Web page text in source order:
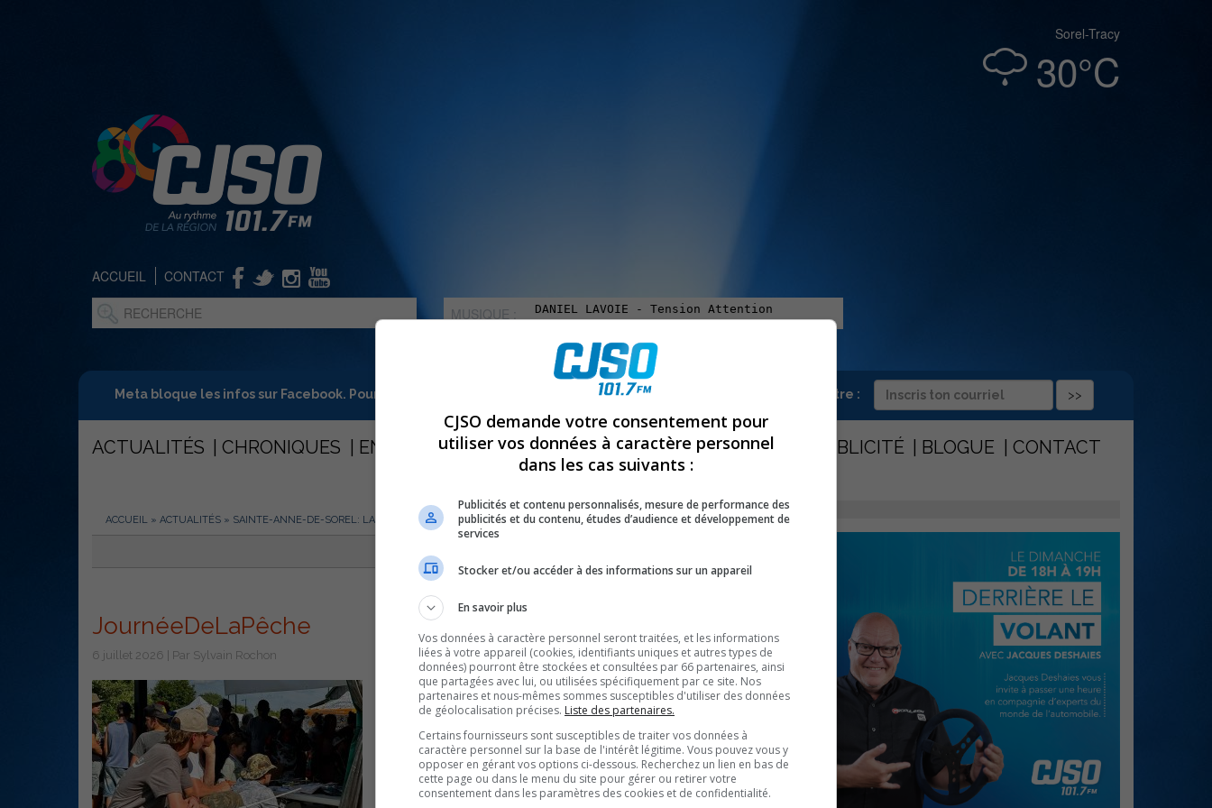
Sorel-Tracy
30°C
ACCUEIL CONTACT
MUSIQUE :
Meta bloque les infos sur Facebook. Pour ne rien manquer à Sorel-Tracy et la région, abonne-toi à notre infolettre :
ACTUALITÉS CHRONIQUES ENTREVUES OPINION ÉMISSIONS CONCOURS PUBLICITÉ BLOGUE CONTACT
ACCUEIL » ACTUALITÉS » SAINTE-ANNE-DE-SOREL: LA PÊCHE, UN LOISIR QUI A DE LA RELÈVE»JOURNÉEDELAPÊCHE
JournéeDeLaPêche
6 juillet 2026 | Par Sylvain Rochon
CJSO demande votre consentement pour
utiliser vos données à caractère personnel
dans les cas suivants :
Publicités et contenu personnalisés, mesure de performance des
publicités et du contenu, études d’audience et développement de
services
Stocker et/ou accéder à des informations sur un appareil
En savoir plus
Vos données à caractère personnel seront traitées, et les informations
liées à votre appareil (cookies, identifiants uniques et autres types de
données) pourront être stockées et consultées par 66 partenaires, ainsi
que partagées avec lui, ou utilisées spécifiquement par ce site. Nos
partenaires et nous-mêmes sommes susceptibles d'utiliser des données
de géolocalisation précises. Liste des partenaires.
Certains fournisseurs sont susceptibles de traiter vos données à
caractère personnel sur la base de l'intérêt légitime. Vous pouvez vous y
opposer en gérant vos options ci-dessous. Recherchez un lien en bas de
cette page ou dans le menu du site pour gérer ou retirer votre
consentement dans les paramètres des cookies et de confidentialité.